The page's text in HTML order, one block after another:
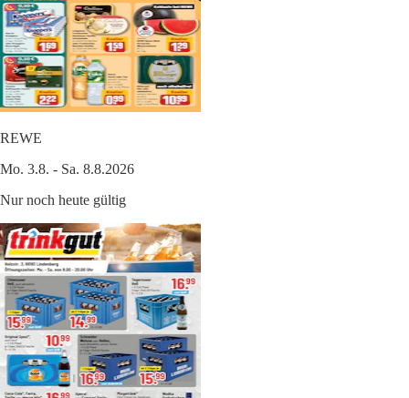
REWE
Mo. 3.8. - Sa. 8.8.2026
Nur noch heute gültig